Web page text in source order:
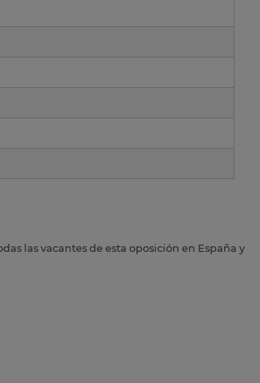
las vacantes de esta oposición en España y